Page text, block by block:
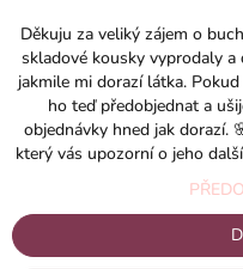
Děkuju za veliký zájem o
skladové kousky vyprodaly
jakmile mi dorazí látka.
ho teď předobjednat a
objednávky hned jak dorazí.
který vás upozorní o jeho